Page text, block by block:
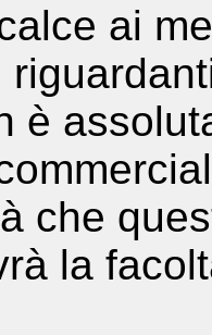
ai
è
che
la